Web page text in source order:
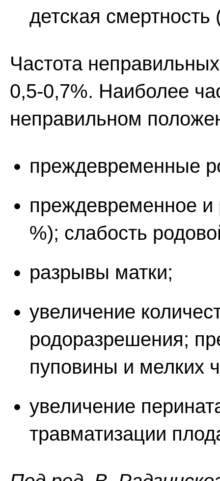
детская смертность
Частота
0,5-0,7%. Наиболее
неправильном
преждевременные
преждевременное и
%); слабость
разрывы матки;
увеличение
родоразрешения;
пуповины и мелких
увеличение
травматизации